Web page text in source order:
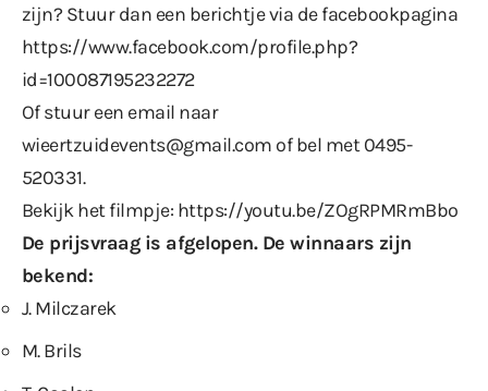
zijn? Stuur dan een berichtje via de facebookpagina
https://www.facebook.com/profile.php?
id=100087195232272
Of stuur een email naar
wieertzuidevents@gmail.com of bel met 0495-
520331.
Bekijk het filmpje: https://youtu.be/ZOgRPMRmBbo
De prijsvraag is afgelopen. De winnaars zijn
bekend:
J. Milczarek
M. Brils